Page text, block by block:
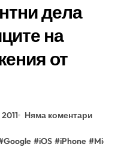
дела
на
от
Няма коментари
Google #iOS #iPhone #